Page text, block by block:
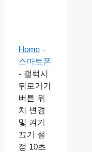
Home -
스마트폰
- 갤럭시
뒤로가기
버튼 위
치 변경
및 켜기
끄기 설
정 10초